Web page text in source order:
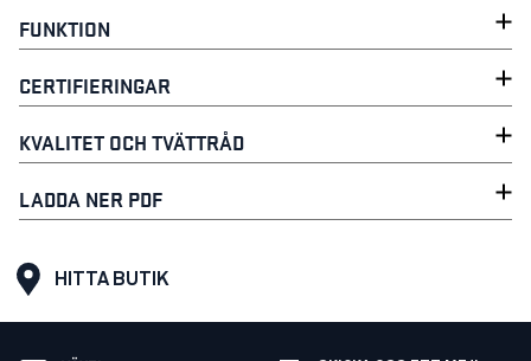
FUNKTION
CERTIFIERINGAR
KVALITET OCH TVÄTTRÅD
LADDA NER PDF
HITTA BUTIK